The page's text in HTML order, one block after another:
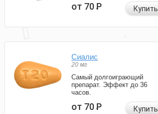
от 70Р Купить
Сиалис
20 мг
Самый долгоиграющий
препарат. Эффект до 36
часов.
от 70Р Купить